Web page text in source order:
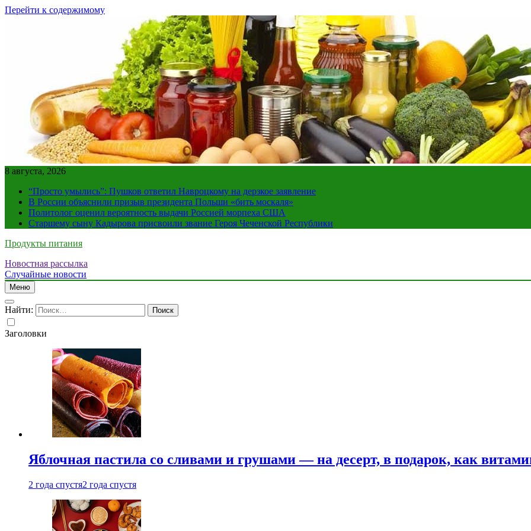
Перейти к содержимому
8 августа, 2026
“Просто умылись”: Пушков ответил Навроцкому на дерзкое заявление
В России объяснили призыв президента Польши «бить москаля»
Политолог оценил вероятность выдачи Россией морпеха США
Старшему сыну Кадырова присвоили звание Героя Чеченской Республики
Продукты питания
Новостная рассылка
Случайные новости
Меню
Найти:
Заголовки
Яблочная пастила со сливами и грушами — на десерт, в подарок, как
2 года спустя2 года спустя